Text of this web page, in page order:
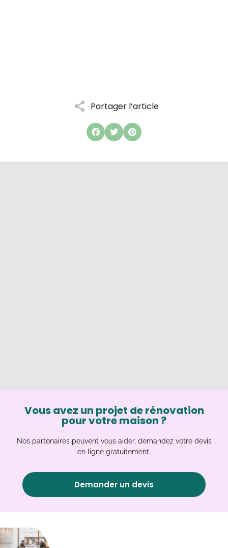
Partager l’article
Vous avez un projet de rénovation
pour votre maison ?
Nos partenaires peuvent vous aider, demandez votre devis
en ligne gratuitement.
Demander un devis